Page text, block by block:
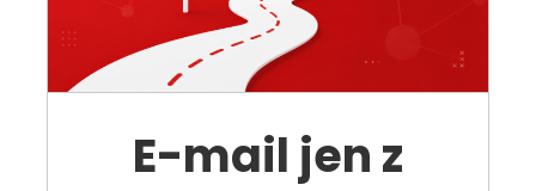
E-mail jen z